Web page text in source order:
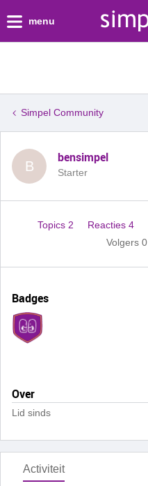
menu
Simpel Community
B
bensimpel
Starter
Topics 2 Reacties 4
Volgers 0
Badges
Over
Lid sinds
Activiteit